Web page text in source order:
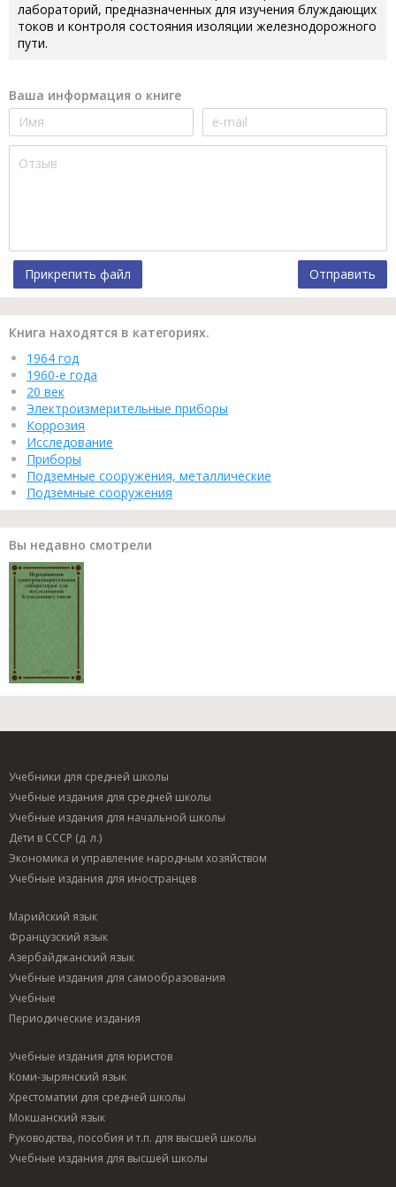
лабораторий, предназначенных для изучения блуждающих
токов и контроля состояния изоляции железнодорожного
пути.
Ваша информация о книге
Прикрепить файл Отправить
Книга находятся в категориях.
1964 год
1960-е года
20 век
Электроизмерительные приборы
Коррозия
Исследование
Приборы
Подземные сооружения, металлические
Подземные сооружения
Вы недавно смотрели
Учебники для средней школы
Учебные издания для средней школы
Учебные издания для начальной школы
Дети в СССР (д. л.)
Экономика и управление народным хозяйством
Учебные издания для иностранцев
Марийский язык
Французский язык
Азербайджанский язык
Учебные издания для самообразования
Учебные
Периодические издания
Учебные издания для юристов
Коми-зырянский язык
Хрестоматии для средней школы
Мокшанский язык
Руководства, пособия и т.п. для высшей школы
Учебные издания для высшей школы